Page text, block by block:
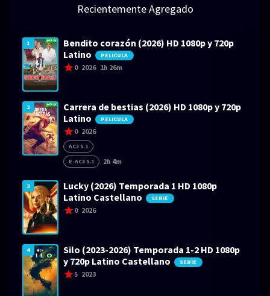
Recientemente Agregado
1
Bendito corazón (2026) HD 1080p y 720p
Latino
PELICULA
0 2026 1h 26m
2
Carrera de bestias (2026) HD 1080p y 720p
Latino
PELICULA
0 2026
AC3 5.1
E-AC3 5.1
2h 4m
3
Lucky (2026) Temporada 1 HD 1080p
Latino Castellano
SERIE
0 2026
4
Silo (2023-2026) Temporada 1-2 HD 1080p
y 720p Latino Castellano
SERIE
5 2023